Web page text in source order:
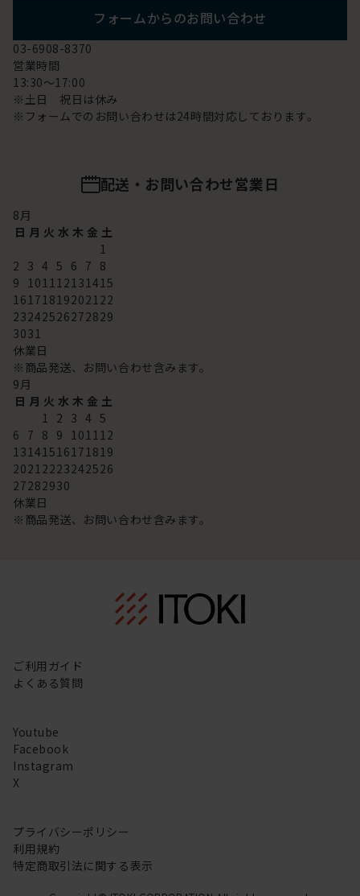
フォームからのお問い合わせ
03-6908-8370
営業時間
13:30～17:00
※土日 祝日は休み
※フォームでのお問い合わせは24時間対応しております。
配送・お問い合わせ営業日
8月
日 月 火 水 木 金 土
1
2 3 4 5 6 7 8
9 101112131415
16171819202122
23242526272829
3031
休業日
※商品発送、お問い合わせ含みます。
9月
日 月 火 水 木 金 土
1 2 3 4 5
6 7 8 9 101112
13141516171819
20212223242526
27282930
休業日
※商品発送、お問い合わせ含みます。
ご利用ガイド
よくある質問
Youtube
Facebook
Instagram
X
プライバシーポリシー
利用規約
特定商取引法に関する表示